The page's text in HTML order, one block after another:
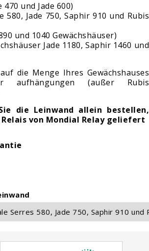
und Jade 600)
580, Jade 750, Saphir 910 und Rubis
und 1040 Gewächshäuser)
Jade 1180, Saphir 1460 und
die Menge Ihres Gewächshauses
aufhängungen (außer Rubis
die Leinwand allein bestellen,
von Mondial Relay geliefert